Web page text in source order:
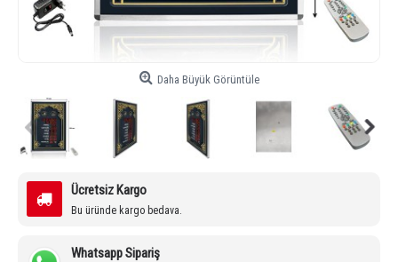
Daha Büyük Görüntüle
Ücretsiz Kargo
Bu üründe kargo bedava.
Whatsapp Sipariş